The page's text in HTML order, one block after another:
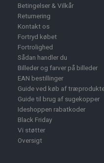
Betingelser & Vilkår
Returnering
Kontakt os
Fortryd købet
Fortrolighed
Sådan handler du
Billeder og farver på billeder
EAN bestillinger
Guide ved køb af
Guide til brug af sugekopper
Ideshoppen rabatkoder
Black Friday
Vi støtter
Oversigt